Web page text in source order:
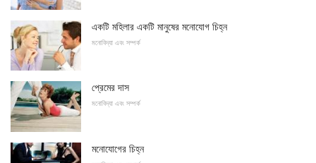
একটি মহিলার একটি মানুষের মনোযোগ চিহ্ন
মনোবিদ্যা এবং সম্পর্ক
প্রেমের দাস
মনোবিদ্যা এবং সম্পর্ক
মনোযোগের চিহ্ন